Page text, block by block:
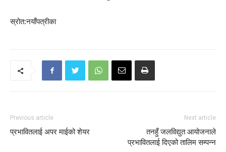
स्रोत:नयाँपत्रीका
Previous article
प्रभावितलाई अपर माईको शेयर
Next article
तनहुँ जलविद्युत आयोजनाले
प्रभावितलाई दिएको तालिम सम्पन्न